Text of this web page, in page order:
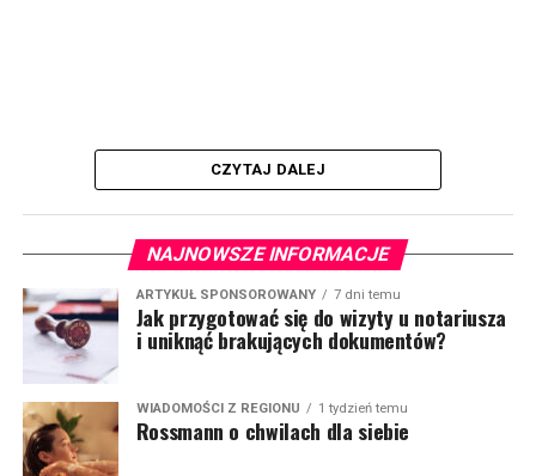
CZYTAJ DALEJ
NAJNOWSZE INFORMACJE
ARTYKUŁ SPONSOROWANY 7 dni temu
Jak przygotować się do wizyty u notariusza
i uniknąć brakujących dokumentów?
WIADOMOŚCI Z REGIONU 1 tydzień temu
Rossmann o chwilach dla siebie